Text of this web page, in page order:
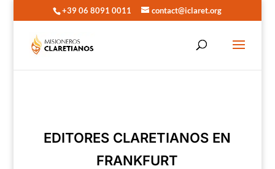
+39 06 8091 0011 contact@iclaret.org
EDITORES CLARETIANOS EN
FRANKFURT